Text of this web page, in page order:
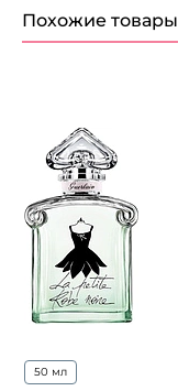
Похожие товары
50 мл